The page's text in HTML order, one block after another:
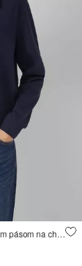
Orezaná blúzka z džerseja s elastickým pásom na chrbte